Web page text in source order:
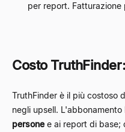
per report. Fatturazione
Costo
TruthFinder è il più costoso
negli upsell.
personee ai report di base;